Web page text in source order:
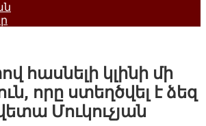
հասնելի կլինի մի
որը ստեղծվել է ձեզ
Մուկուչյան